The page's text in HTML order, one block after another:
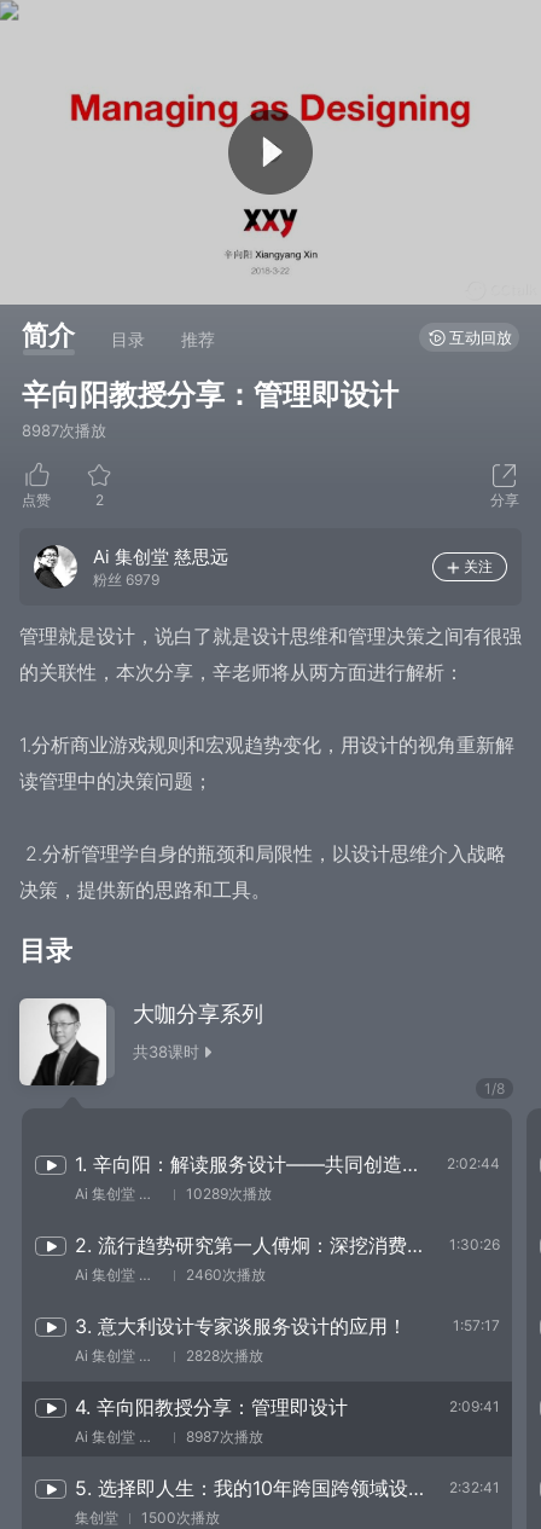
简介 目录 推荐 互动回放
辛向阳教授分享：管理即设计
8987次播放
点赞 2 分享
Ai 集创堂 慈思远
粉丝 6979
关注
管理就是设计，说白了就是设计思维和管理决策之间有很强
的关联性，本次分享，辛老师将从两方面进行解析：
1.分析商业游戏规则和宏观趋势变化，用设计的视角重新解
读管理中的决策问题；
决策，提供新的思路和工具。
目录
大咖分享系列
共38课时
1 /8
2:02:44
1. 辛向阳：解读服务设计——共同创造和用户参与
Ai 集创堂 慈思远 10289次播放
1:30:26
2. 流行趋势研究第一人傅炯：深挖消费者需求的金矿
Ai 集创堂 慈思远 2460次播放
1:57:17
3. 意大利设计专家谈服务设计的应用！
Ai 集创堂 慈思远 2828次播放
2:09:41
4. 辛向阳教授分享：管理即设计
Ai 集创堂 慈思远 8987次播放
2:32:41
5. 选择即人生：我的10年跨国跨领域设计之路
集创堂 1500次播放